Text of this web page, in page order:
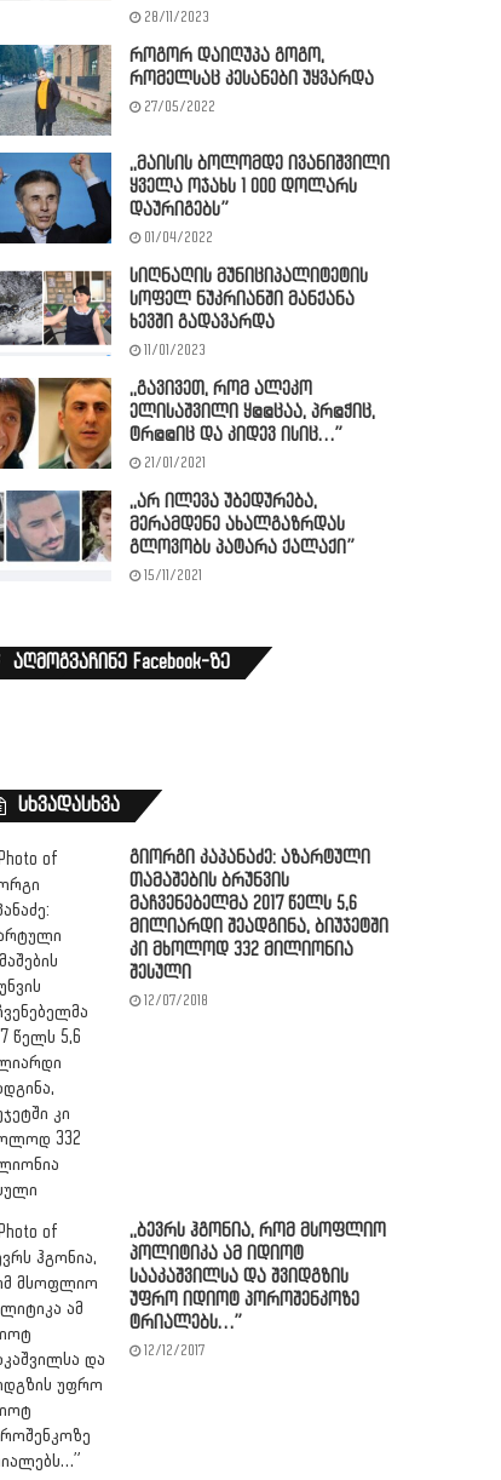
28/11/2023
როგორ დაიღუპა გოგო,
რომელსაც კესანები უყვარდა
27/05/2022
,,მაისის ბოლომდე ივანიშვილი
ყველა ოჯახს 1 000 დოლარს
დაურიგებს”
01/04/2022
სიღნაღის მუნიციპალიტეტის
სოფელ ნუკრიანში მანქანა
ხევში გადავარდა
11/01/2023
,,გავივეთ, რომ ალეკო
ელისაშვილი ყ@@ცაა, პრ@ჭიც,
ტრ@@იც და კიდევ ისიც…”
21/01/2021
,,არ ილევა უბედურება,
მერამდენე ახალგაზრდას
გლოვობს პატარა ქალაქი”
15/11/2021
აღმოგვაჩინე Facebook-ზე
სხვადასხვა
გიორგი კაპანაძე: აზარტული
თამაშების ბრუნვის
მაჩვენებელმა 2017 წელს 5,6
მილიარდი შეადგინა, ბიუჯეტში
კი მხოლოდ 332 მილიონია
შესული
12/07/2018
,,ბევრს ჰგონია, რომ მსოფლიო
პოლიტიკა ამ იდიოტ
სააკაშვილსა და შვიდგზის
უფრო იდიოტ პოროშენკოზე
ტრიალებს…”
12/12/2017